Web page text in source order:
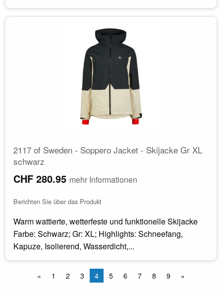
2117 of Sweden - Soppero Jacket - Skijacke Gr XL
schwarz
CHF 280.95 mehr Informationen
Berichten Sie über das Produkt
Warm wattierte, wetterfeste und funktionelle Skijacke
Farbe: Schwarz; Gr: XL; Highlights: Schneefang,
Kapuze, Isolierend, Wasserdicht,...
« 1 2 3 4 5 6 7 8 9 »